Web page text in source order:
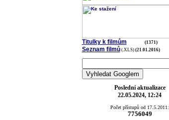
Titulky k filmům (1371)
Seznam filmů (.XLS) (21.01.2016)
Poslední aktualizace
22.05.2024, 12:24
Počet přístupů od 17.5.2011:
7756049